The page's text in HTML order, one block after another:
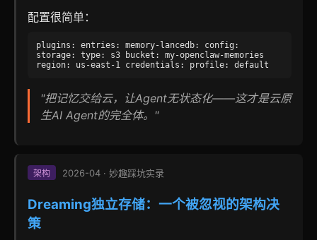
配置很简单：
plugins: entries: memory-lancedb: config:
storage: type: s3 bucket: my-openclaw-memories
region: us-east-1 credentials: profile: default
"把记忆交给云，让Agent无状态化——这才是云原
生AI Agent的完全体。"
架构 2026-04 · 妙趣踩坑实录
Dreaming独立存储：一个被忽视的架构决
策